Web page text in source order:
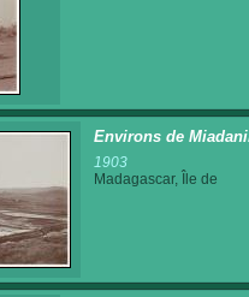
Environs de
1903
Madagascar, Île de